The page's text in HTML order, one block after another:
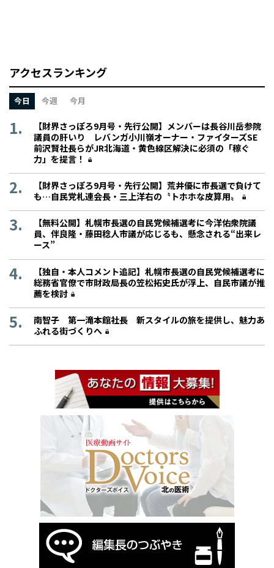
アクセスランキング
今日 今週 今月
【財界さっぽろ9月号・先行公開】メンバーは長谷川岳参院
議員の肝いり レバンガ小川嶺オーナー・ファイターズSE
前沢賢社長らがJR北海道・黄色線区解決に必須の「稼ぐ
力」を提言！
【財界さっぽろ9月号・先行公開】荒井優に市長選で負けて
も…自民党札連会長・三上洋右の〝トホホな皮算用〟
【無料公開】札幌市長選の自民党候補選考に今洋佑衆院議
員、伴良隆・藤田稔人市議が応じるも、懸念される“出来レ
ース”
【独自・本人コメント追記】札幌市長選の自民党候補選考に
総務省官僚で市財政局長の笠松拓史氏が浮上、自民市議が推
薦を検討
南智子 第一滝本館社長 新スタイルの旅を提供し、魅力あ
ふれる街づくりへ